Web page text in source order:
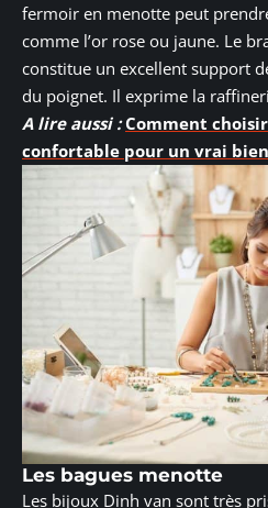
fermoir en menotte peut
comme l’or rose ou jaune. Le
constitue un excellent support
du poignet. Il exprime la
A lire aussi : Comment
confortable pour un vrai
Les bagues menotte
Les bijoux Dinh van sont très